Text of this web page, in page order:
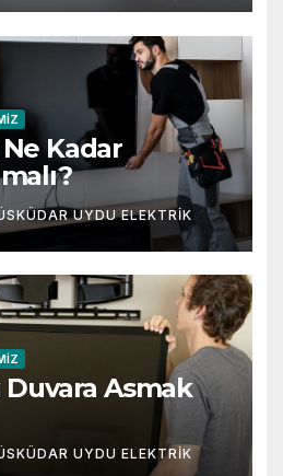
Kadar
UYDU ELEKTRIK
Asmak
UYDU ELEKTRIK